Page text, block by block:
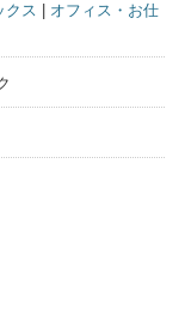
クス
オフィス・お仕